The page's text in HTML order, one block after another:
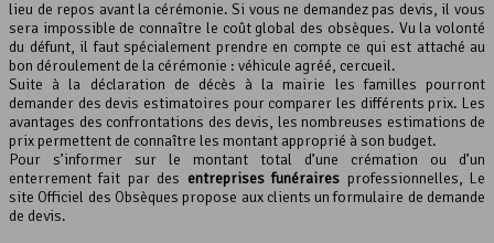
lieu de repos avant la cérémonie. Si vous ne demandez pas devis, il vous
sera impossible de connaître le coût global des obsèques. Vu la volonté
du défunt, il faut spécialement prendre en compte ce qui est attaché au
bon déroulement de la cérémonie : véhicule agréé, cercueil.
Suite à la déclaration de décès à la mairie les familles pourront
demander des devis estimatoires pour comparer les différents prix. Les
avantages des confrontations des devis, les nombreuses estimations de
prix permettent de connaître les montant approprié à son budget.
Pour s’informer sur le montant total d’une crémation ou d’un
enterrement fait par des entreprises funéraires professionnelles, Le
site Officiel des Obsèques propose aux clients un formulaire de demande
de devis.